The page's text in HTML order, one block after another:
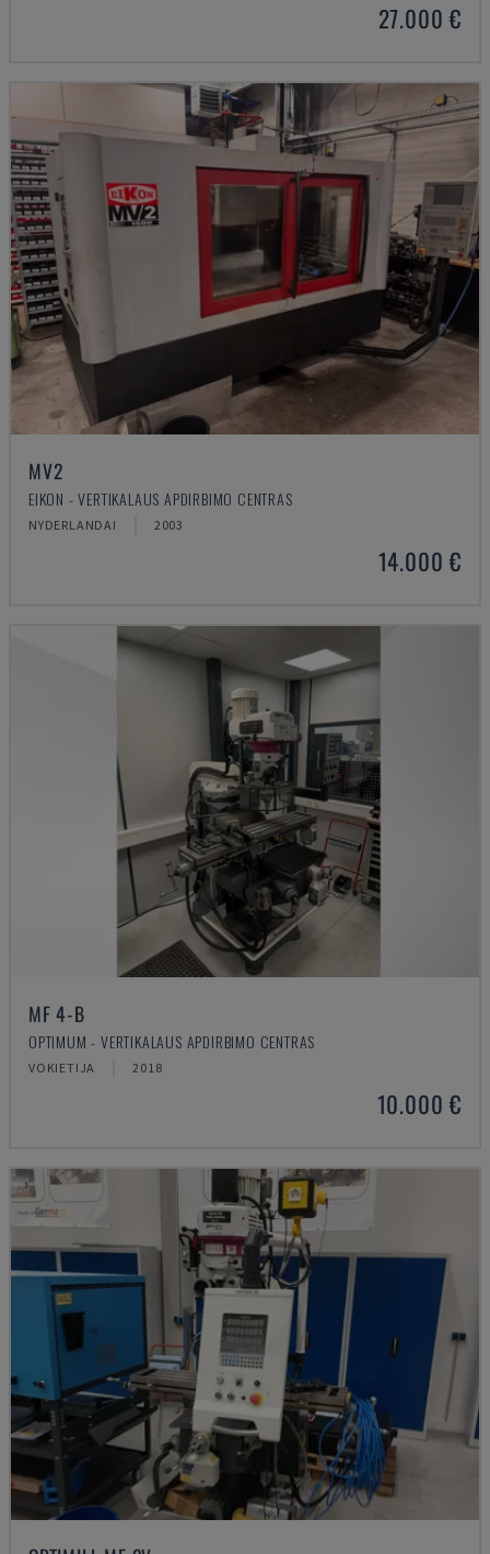
27.000 €
MV2
EIKON - VERTIKALAUS APDIRBIMO CENTRAS
NYDERLANDAI 2003
14.000 €
MF 4-B
OPTIMUM - VERTIKALAUS APDIRBIMO CENTRAS
VOKIETIJA 2018
10.000 €